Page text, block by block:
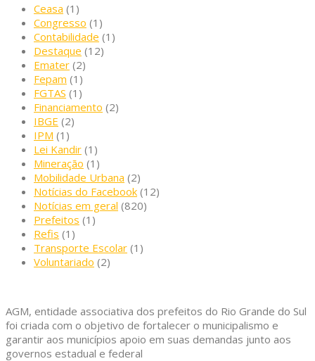
Ceasa (1)
Congresso (1)
Contabilidade (1)
Destaque (12)
Emater (2)
Fepam (1)
FGTAS (1)
Financiamento (2)
IBGE (2)
IPM (1)
Lei Kandir (1)
Mineração (1)
Mobilidade Urbana (2)
Notícias do Facebook (12)
Notícias em geral (820)
Prefeitos (1)
Refis (1)
Transporte Escolar (1)
Voluntariado (2)
AGM, entidade associativa dos prefeitos do Rio Grande do Sul
foi criada com o objetivo de fortalecer o municipalismo e
garantir aos municípios apoio em suas demandas junto aos
governos estadual e federal